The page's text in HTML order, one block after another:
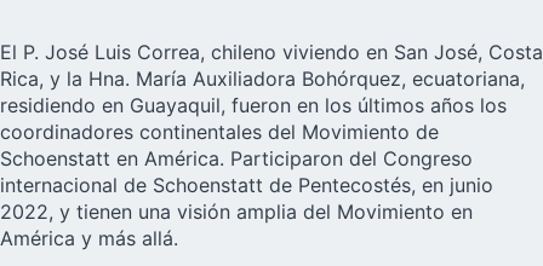
El P. José Luis Correa, chileno viviendo en San José, Costa
Rica, y la Hna. María Auxiliadora Bohórquez, ecuatoriana,
residiendo en Guayaquil, fueron en los últimos años los
coordinadores continentales del Movimiento de
Schoenstatt en América. Participaron del Congreso
internacional de Schoenstatt de Pentecostés, en junio
2022, y tienen una visión amplia del Movimiento en
América y más allá.